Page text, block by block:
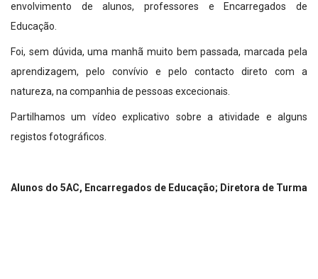
envolvimento de alunos, professores e Encarregados de
Educação.
Foi, sem dúvida, uma manhã muito bem passada, marcada pela
aprendizagem, pelo convívio e pelo contacto direto com a
natureza, na companhia de pessoas excecionais.
Partilhamos um vídeo explicativo sobre a atividade e alguns
registos fotográficos.
Alunos do 5AC, Encarregados de Educação; Diretora de Turma